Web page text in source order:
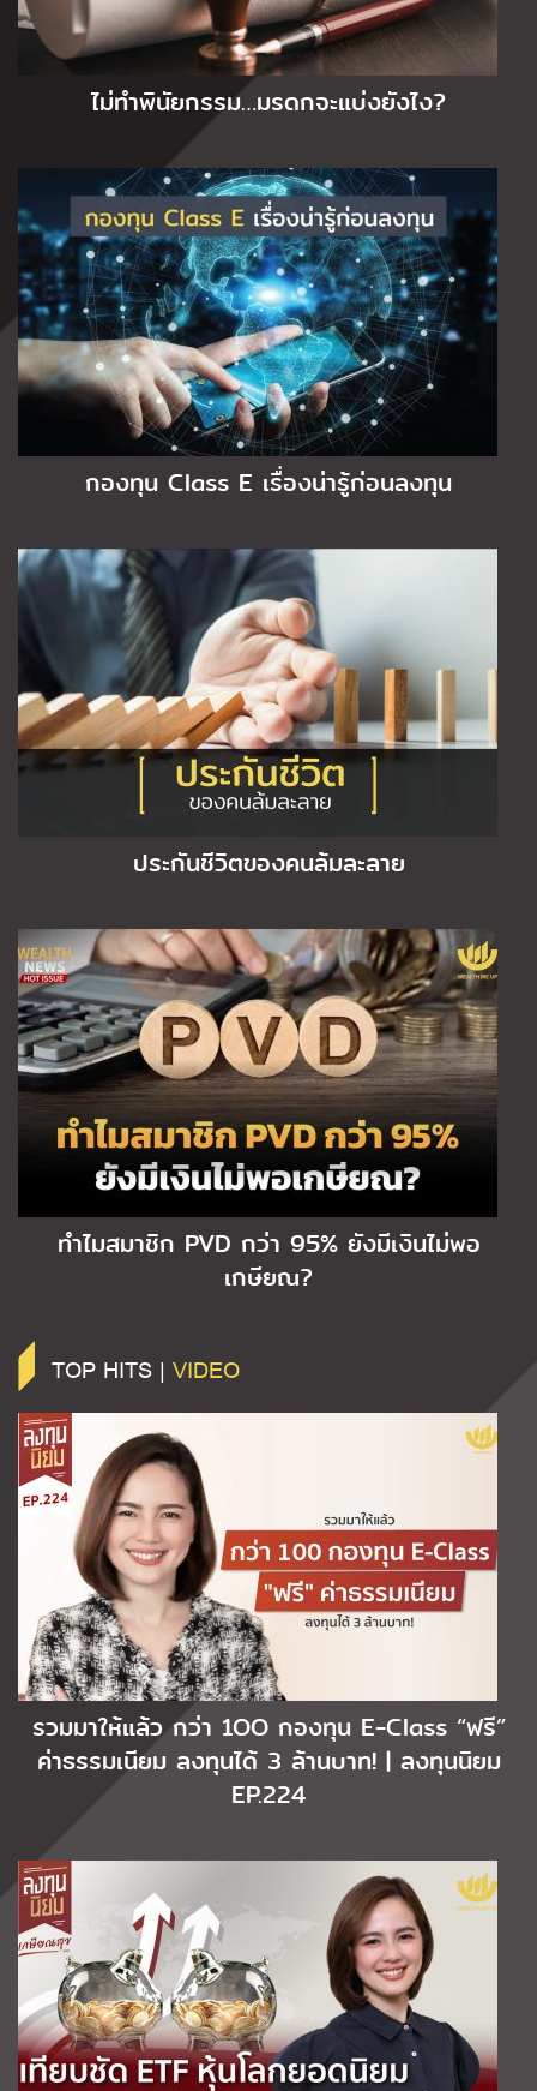
ไม่ทำพินัยกรรม…มรดกจะแบ่งยังไง?
กองทุน Class E เรื่องน่ารู้ก่อนลงทุน
ประกันชีวิตของคนล้มละลาย
ทำไมสมาชิก PVD กว่า 95% ยังมีเงินไม่พอ
เกษียณ?
TOP HITS | VIDEO
รวมมาให้แล้ว กว่า 1OO กองทุน E-Class “ฟรี”
ค่าธรรมเนียม ลงทุนได้ 3 ล้านบาท! | ลงทุนนิยม
EP.224